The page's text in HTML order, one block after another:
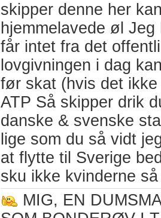
skipper denne her
hjemmelavede øl
får intet fra det
lovgivningen i dag
før skat (hvis det
ATP Så skipper drik
danske & svenske
lige som du så vidt
at flytte til Sverige
sku ikke kvinderne
MIG, EN